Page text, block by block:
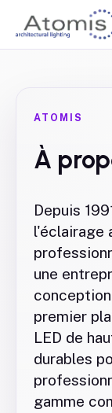
ATOMIS
À
Depuis
l'éclairage
une
premier
LED de
durables
gamme